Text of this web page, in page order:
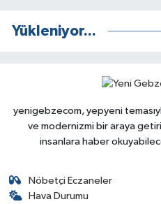
Yükleniyor...
yenigebzecom, yepyeni
ve modernizmi bir araya
insanlara haber
Nöbetçi Eczaneler
Hava Durumu